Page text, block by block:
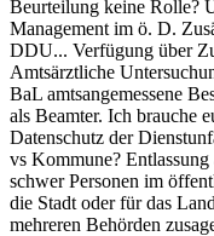
Beurteilung keine Rolle?
Management im ö. D.
DDU... Verfügung über
Amtsärztliche
BaL amtsangemessene
als Beamter. Ich brauche
Datenschutz der
vs Kommune? Entlassung
schwer Personen im
die Stadt oder für das
mehreren Behörden